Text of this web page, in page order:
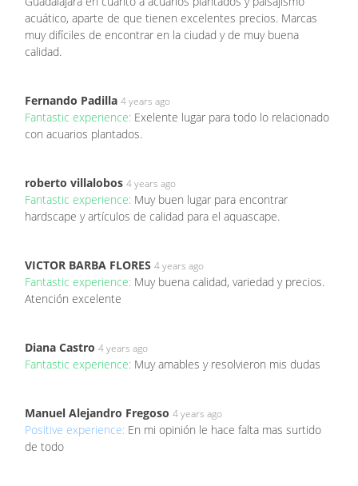
acuático, aparte de que tienen excelentes precios. Marcas
muy difíciles de encontrar en la ciudad y de muy buena
calidad.
Fernando Padilla 4 years ago
Fantastic experience: Exelente lugar para todo lo relacionado
con acuarios plantados.
roberto villalobos 4 years ago
Fantastic experience: Muy buen lugar para encontrar
hardscape y artículos de calidad para el aquascape.
VICTOR BARBA FLORES 4 years ago
Fantastic experience: Muy buena calidad, variedad y precios.
Atención excelente
Diana Castro 4 years ago
Fantastic experience: Muy amables y resolvieron mis dudas
Manuel Alejandro Fregoso 4 years ago
Positive experience: En mi opinión le hace falta mas surtido
de todo